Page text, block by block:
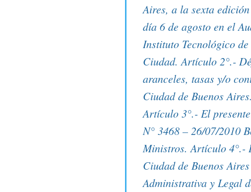
Aires, a la sexta
día 6 de agosto en el
Instituto Tecnológico
Ciudad. Artículo 2°.-
aranceles, tasas y/o
Ciudad de Buenos Aires.
Artículo 3°.- El
N° 3468 – 26/07/2010
Ministros. Artículo 4°.-
Ciudad de Buenos
Administrativa y Legal